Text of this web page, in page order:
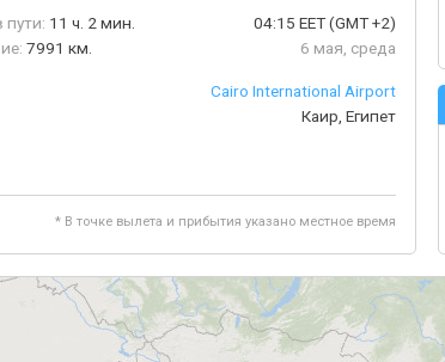
11 ч. 2 мин.
7991 км.
04:15 EET(GMT +2)
6 мая, среда
Cairo International Airport
Каир, Египет
* В точке вылета и прибытия указано местное время